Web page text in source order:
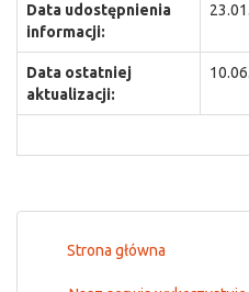
Data udostępnienia
informacji:
Data ostatniej
aktualizacji:
Strona główna